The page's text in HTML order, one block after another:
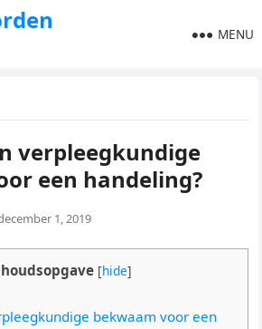
MENU
verpleegkundige
een handeling?
1, 2019
[hide]
bekwaam voor een